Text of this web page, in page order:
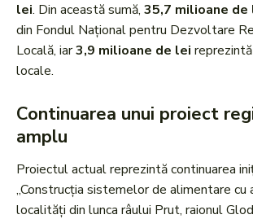
lei. Din această sumă, 35,7 milioane de
din Fondul Național pentru Dezvoltare
Locală, iar3,9 milioane de lei
locale.
Continuarea unui proiect
amplu
Proiectul actual reprezintă continuarea
„Construcția sistemelor de alimentare cu
localități din lunca râului Prut, raionul